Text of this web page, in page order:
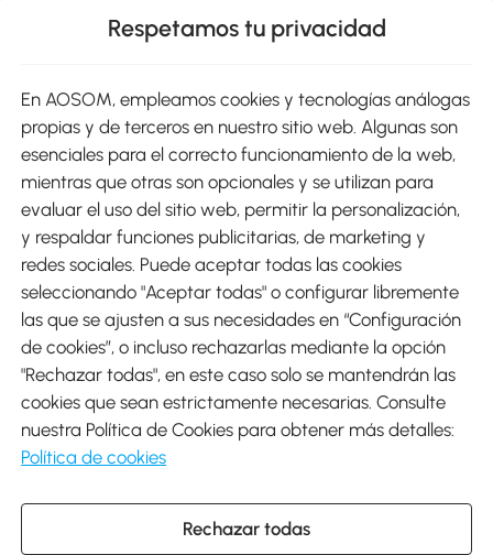
Métodos de Pago
Envíos
Descargar Aosom App
Google Play
931 29 45 12 (L-V de 8:30 a 17:30h)
Respetamos tu privacidad
En AOSOM, empleamos cookies y tecnologías análogas
propias y de terceros en nuestro sitio web. Algunas son
esenciales para el correcto funcionamiento de la web,
mientras que otras son opcionales y se utilizan para
evaluar el uso del sitio web, permitir la personalización,
y respaldar funciones publicitarias, de marketing y
redes sociales. Puede aceptar todas las cookies
seleccionando "Aceptar todas" o configurar libremente
las que se ajusten a sus necesidades en “Configuración
de cookies”, o incluso rechazarlas mediante la opción
"Rechazar todas", en este caso solo se mantendrán las
cookies que sean estrictamente necesarias. Consulte
nuestra Política de Cookies para obtener más detalles:
Política de cookies
Rechazar todas